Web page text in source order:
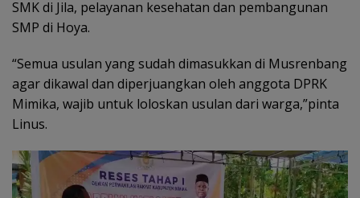
SMK di Jila, pelayanan kesehatan dan pembangunan
SMP di Hoya.
“Semua usulan yang sudah dimasukkan di Musrenbang
agar dikawal dan diperjuangkan oleh anggota DPRK
Mimika, wajib untuk loloskan usulan dari warga,”pinta
Linus.